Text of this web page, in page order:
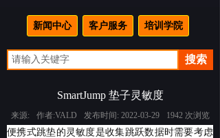
新闻中心 客户服务 培训学院
搜索
SmartJump 垫子灵敏度
来源: 作者:VALD 发布时间: 2022-03-29 1942 次浏览
便携式跳垫的灵敏度是收集跳跃数据时需要考虑